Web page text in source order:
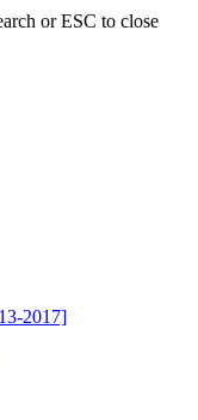
or ESC to close
2017]